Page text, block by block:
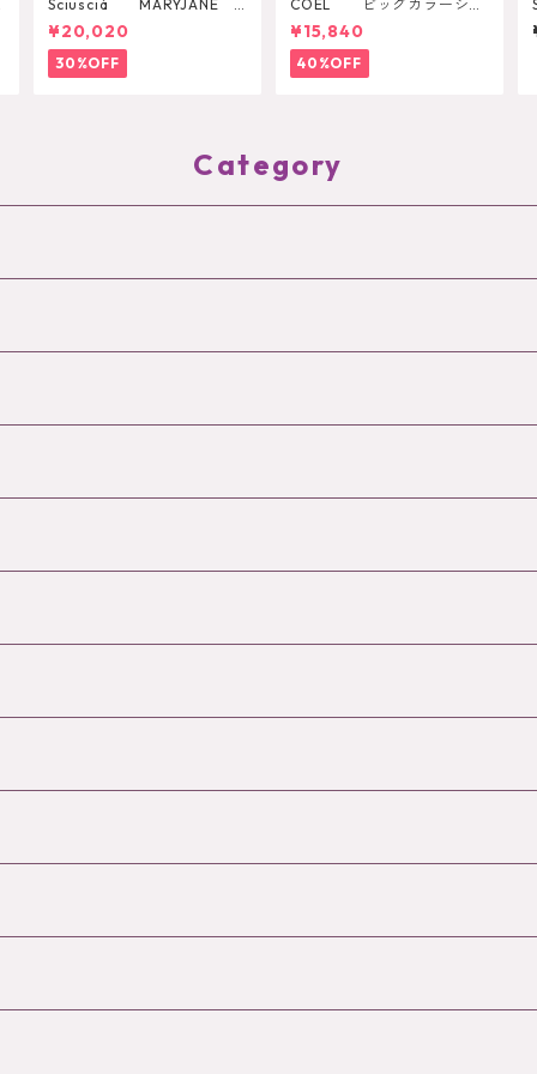
Sciuscià MARYJANE
（ARTICHOKE）
¥20,020
30%OFF
COEL ビッグカラーシア
ーシャツ
¥15,840
40%OFF
Category